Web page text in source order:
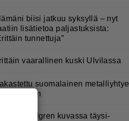
biisi jatkuu syksyllä – nyt
lisätietoa paljastuksista:
tunnettuja”
vaarallinen kuski Ulvilassa
suomalainen metalliyhtye
paluun
Lindgren kuvassa täysi-